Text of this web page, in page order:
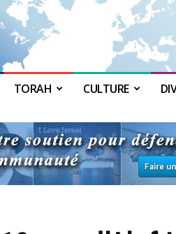
TORAH CULTURE